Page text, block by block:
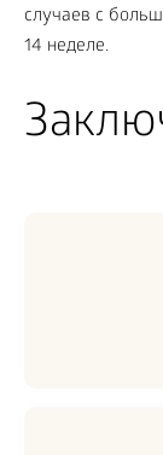
случаев с
14 неделе.